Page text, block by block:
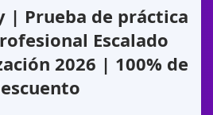
| Prueba de práctica
Escalado
2026 | 100% de